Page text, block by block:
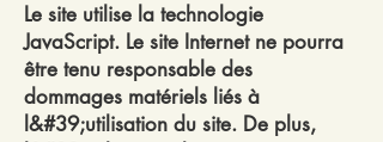
Le site utilise la technologie
JavaScript. Le site Internet ne pourra
être tenu responsable des
dommages matériels liés à
l&#39;utilisation du site. De plus,